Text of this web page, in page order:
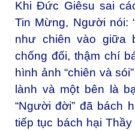
Khi Đức Giêsu sai
Tin Mừng, Người nói:
như chiên vào giữa
chống đối, thậm chí
hình ảnh “chiên và
lành và một bên là
“Người đời” đã bách
tiếp tục bách hại